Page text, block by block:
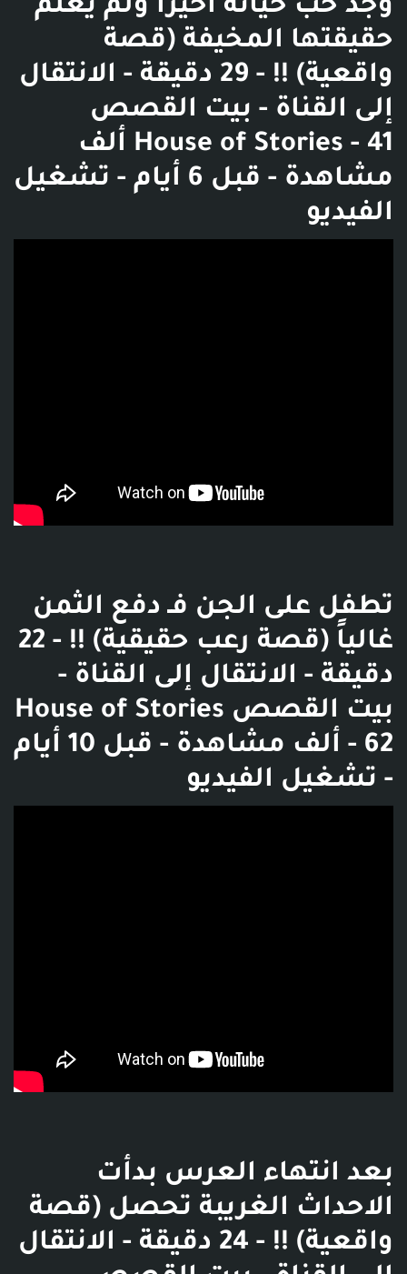
وجد حب حياته اخيراً ولم يعلم
حقيقتها المخيفة (قصة
واقعية) !! - 29 دقيقة - الانتقال
إلى القناة - بيت القصص
House of Stories - 41 ألف
مشاهدة - قبل 6 أيام - تشغيل
الفيديو
تطفل على الجن فـ دفع الثمن
غالياً (قصة رعب حقيقية) !! - 22
دقيقة - الانتقال إلى القناة -
بيت القصص House of Stories
- 62 ألف مشاهدة - قبل 10 أيام
- تشغيل الفيديو
بعد انتهاء العرس بدأت
الاحداث الغريبة تحصل (قصة
واقعية) !! - 24 دقيقة - الانتقال